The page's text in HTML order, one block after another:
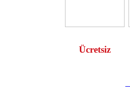
Ücretsiz